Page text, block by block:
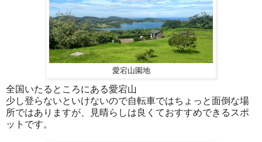
愛宕山園地
全国いたるところにある愛宕山
少し登らないといけないので自転車ではちょっと面倒な場
所ではありますが、見晴らしは良くておすすめできるスポ
ットです。